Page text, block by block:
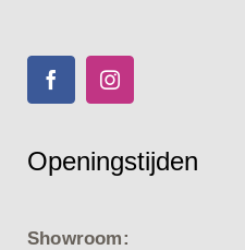
Openingstijden
Showroom: